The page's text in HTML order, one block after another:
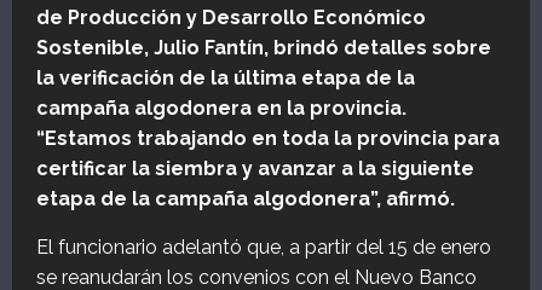
de Producción y Desarrollo Económico
Sostenible, Julio Fantín, brindó detalles sobre
la verificación de la última etapa de la
campaña algodonera en la provincia.
“Estamos trabajando en toda la provincia para
certificar la siembra y avanzar a la siguiente
etapa de la campaña algodonera”, afirmó.
El funcionario adelantó que, a partir del 15 de enero
se reanudarán los convenios con el Nuevo Banco